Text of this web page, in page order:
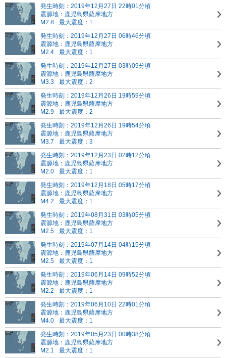
発生時刻：2019年12月27日 22時01分頃
震源地：鹿児島県薩摩地方
M2.8
最大震度：1
発生時刻：2019年12月27日 06時46分頃
震源地：鹿児島県薩摩地方
M2.4
最大震度：1
発生時刻：2019年12月27日 03時09分頃
震源地：鹿児島県薩摩地方
M3.3
最大震度：2
発生時刻：2019年12月26日 19時59分頃
震源地：鹿児島県薩摩地方
M2.9
最大震度：2
発生時刻：2019年12月26日 19時54分頃
震源地：鹿児島県薩摩地方
M3.7
最大震度：3
発生時刻：2019年12月23日 02時12分頃
震源地：鹿児島県薩摩地方
M2.0
最大震度：1
発生時刻：2019年12月18日 05時17分頃
震源地：鹿児島県薩摩地方
M4.2
最大震度：1
発生時刻：2019年08月31日 03時05分頃
震源地：鹿児島県薩摩地方
M2.5
最大震度：1
発生時刻：2019年07月14日 04時15分頃
震源地：鹿児島県薩摩地方
M2.5
最大震度：1
発生時刻：2019年06月14日 09時52分頃
震源地：鹿児島県薩摩地方
M2.2
最大震度：1
発生時刻：2019年06月10日 22時01分頃
震源地：鹿児島県薩摩地方
M4.0
最大震度：1
発生時刻：2019年05月23日 00時38分頃
震源地：鹿児島県薩摩地方
M2.1
最大震度：1